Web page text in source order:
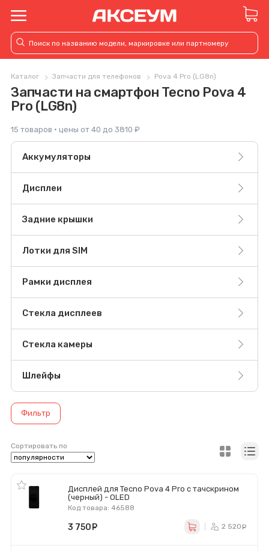
Каталог Запчасти для телефонов Pova 4 Pro (LG8n)
Запчасти на смартфон Tecno Pova 4
Pro (LG8n)
15 товаров · цены от 40 до 3810 ₽
Аккумуляторы
Дисплеи
Задние крышки
Лотки для SIM
Рамки дисплея
Стекла дисплеев
Стекла камеры
Шлейфы
Фильтр
Сортировать по
Дисплей для Tecno Pova 4 Pro с тачскрином
(черный) - OLED
Код товара: 46588
3 750 2 520